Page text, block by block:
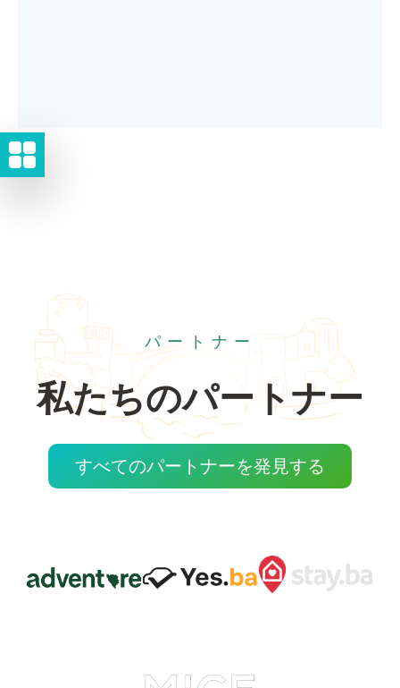
パートナー
私たちのパートナー
すべてのパートナーを発見する